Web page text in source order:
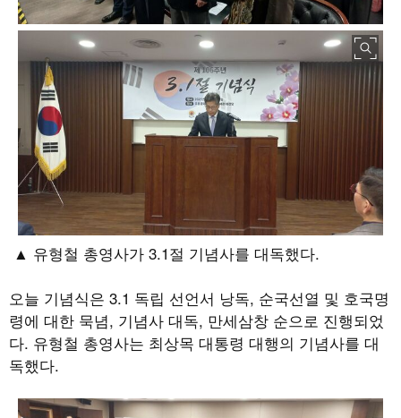
▲ 유형철 총영사가 3.1절 기념사를 대독했다.
오늘 기념식은 3.1 독립 선언서 낭독, 순국선열 및 호국명
령에 대한 묵념, 기념사 대독, 만세삼창 순으로 진행되었
다. 유형철 총영사는 최상목 대통령 대행의 기념사를 대
독했다.